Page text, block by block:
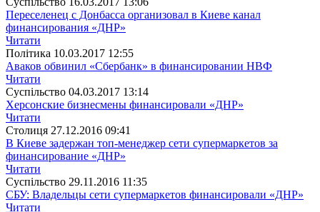
Переселенец с Донбасса организовал в Киеве канал
финансирования «ДНР»
Читати
Полiтика 10.03.2017 12:55
Аваков обвинил «Сбербанк» в финансировании НВФ
Читати
Суспiльство 04.03.2017 13:14
Херсонские бизнесмены финансировали «ДНР»
Читати
Столиця 27.12.2016 09:41
В Киеве задержан топ-менеджер сети супермаркетов за
финансирование «ДНР»
Читати
Суспiльство 29.11.2016 11:35
СБУ: Владельцы сети супермаркетов финансировали «ДНР»
Читати